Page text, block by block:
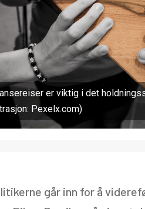
er viktig i det
Pexelx.com)
går inn for å